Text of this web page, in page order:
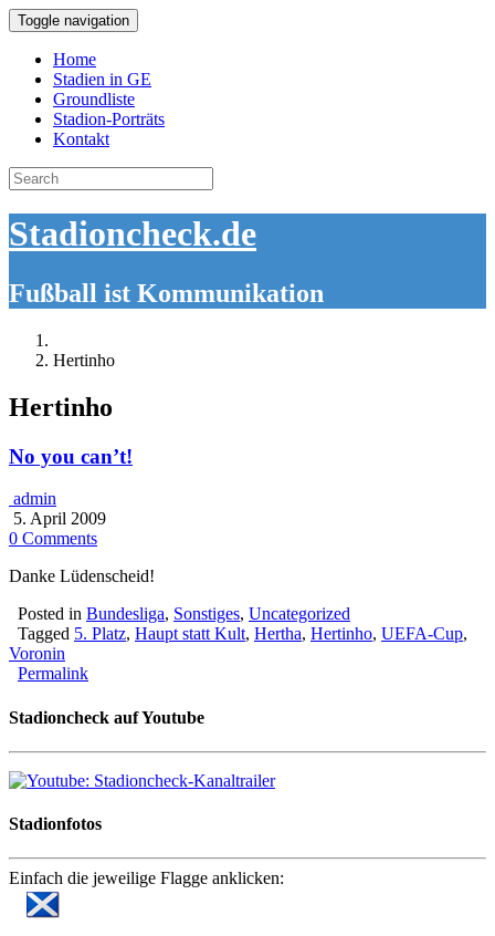
Toggle navigation
Home
Stadien in GE
Groundliste
Stadion-Porträts
Kontakt
Search
for:
Stadioncheck.de
Fußball ist Kommunikation
Hertinho
Hertinho
No you can’t!
admin
5. April 2009
0 Comments
Danke Lüdenscheid!
Posted in Bundesliga, Sonstiges, Uncategorized
Tagged 5. Platz, Haupt statt Kult, Hertha, Hertinho, UEFA-Cup,
Voronin
Permalink
Stadioncheck auf Youtube
Stadionfotos
Einfach die jeweilige Flagge anklicken: